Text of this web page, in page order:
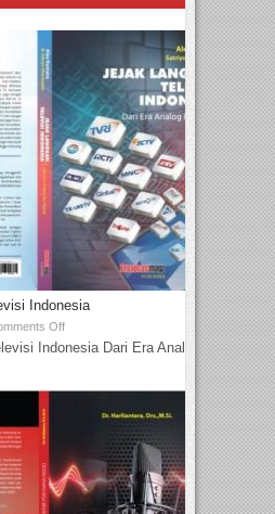
Indonesia
Off
Indonesia Dari Era Analog